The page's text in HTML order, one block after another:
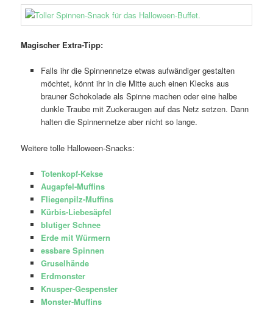
Magischer Extra-Tipp:
Falls ihr die Spinnennetze etwas aufwändiger gestalten
möchtet, könnt ihr in die Mitte auch einen Klecks aus
brauner Schokolade als Spinne machen oder eine halbe
dunkle Traube mit Zuckeraugen auf das Netz setzen. Dann
halten die Spinnennetze aber nicht so lange.
Weitere tolle Halloween-Snacks:
Totenkopf-Kekse
Augapfel-Muffins
Fliegenpilz-Muffins
Kürbis-Liebesäpfel
blutiger Schnee
Erde mit Würmern
essbare Spinnen
Gruselhände
Erdmonster
Knusper-Gespenster
Monster-Muffins